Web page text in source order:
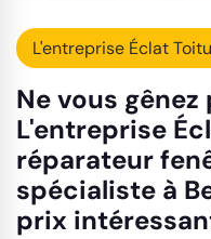
L'entreprise Éclat
Ne vous
L'entreprise
réparateur
spécialiste à
prix